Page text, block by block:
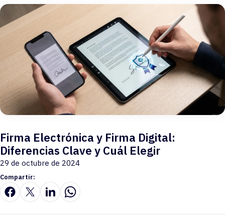
Firma Electrónica y Firma Digital:
Diferencias Clave y Cuál Elegir
29 de octubre de 2024
Compartir: